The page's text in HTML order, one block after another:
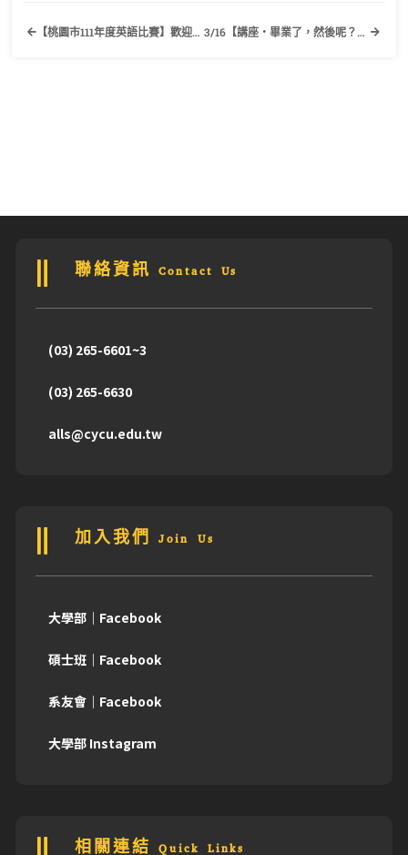
【桃園市111年度英語比賽】歡迎有興趣的同學踴躍報名參加！ 3/16【講座‧畢業了，然後呢？｜應用外語系的跨界，比你想的還要廣】歡迎有興趣的同學踴躍報名參加！
聯絡資訊 Contact Us
(03) 265-6601~3
(03) 265-6630
alls@cycu.edu.tw
加入我們 Join Us
大學部｜Facebook
碩士班｜Facebook
系友會｜Facebook
大學部 Instagram